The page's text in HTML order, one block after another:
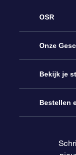
OSR
Service
Contact
Blog
Onze
Online Star
OSR
Bekijk je
Bestellen